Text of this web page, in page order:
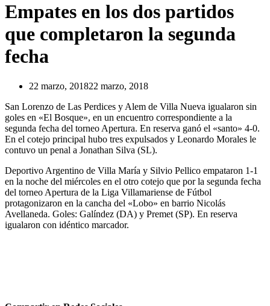
Empates en los dos partidos
que completaron la segunda
fecha
22 marzo, 201822 marzo, 2018
San Lorenzo de Las Perdices y Alem de Villa Nueva igualaron sin
goles en «El Bosque», en un encuentro correspondiente a la
segunda fecha del torneo Apertura. En reserva ganó el «santo» 4-0.
En el cotejo principal hubo tres expulsados y Leonardo Morales le
contuvo un penal a Jonathan Silva (SL).
Deportivo Argentino de Villa María y Silvio Pellico empataron 1-1
en la noche del miércoles en el otro cotejo que por la segunda fecha
del torneo Apertura de la Liga Villamariense de Fútbol
protagonizaron en la cancha del «Lobo» en barrio Nicolás
Avellaneda. Goles: Galíndez (DA) y Premet (SP). En reserva
igualaron con idéntico marcador.